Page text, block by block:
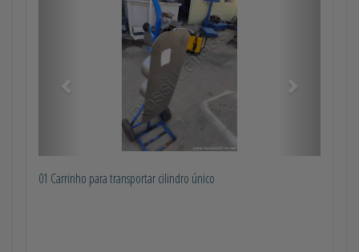
01 Carrinho para transportar cilindro único